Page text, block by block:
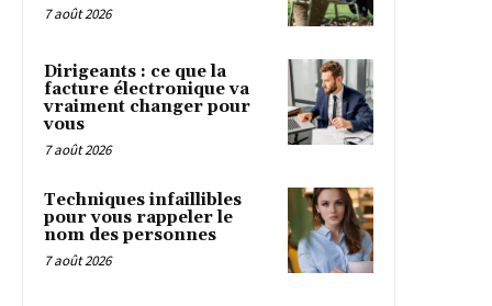
7 août 2026
Dirigeants : ce que la
facture électronique va
vraiment changer pour
vous
7 août 2026
Techniques infaillibles
pour vous rappeler le
nom des personnes
7 août 2026